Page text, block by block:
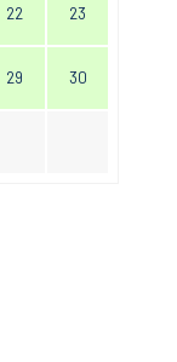
22 23
29 30